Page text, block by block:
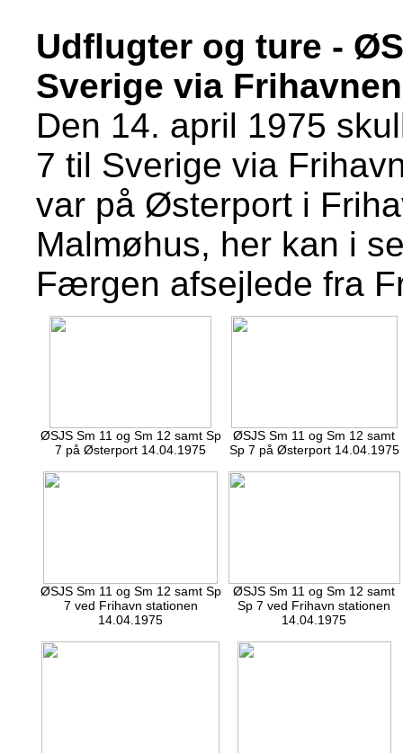
Udflugter og ture -
Sverige via Frihavnen
Den 14. april 1975
7 til Sverige via
var på Østerport i
Malmøhus, her kan i
Færgen afsejlede fra
ØSJS Sm 11 og Sm 12 samt Sp
7 på Østerport 14.04.1975
ØSJS Sm 11 og Sm 12 samt
Sp 7 på Østerport 14.04.1975
ØSJS Sm 11 og Sm 12 samt Sp
7 ved Frihavn stationen
14.04.1975
ØSJS Sm 11 og Sm 12 samt
Sp 7 ved Frihavn stationen
14.04.1975